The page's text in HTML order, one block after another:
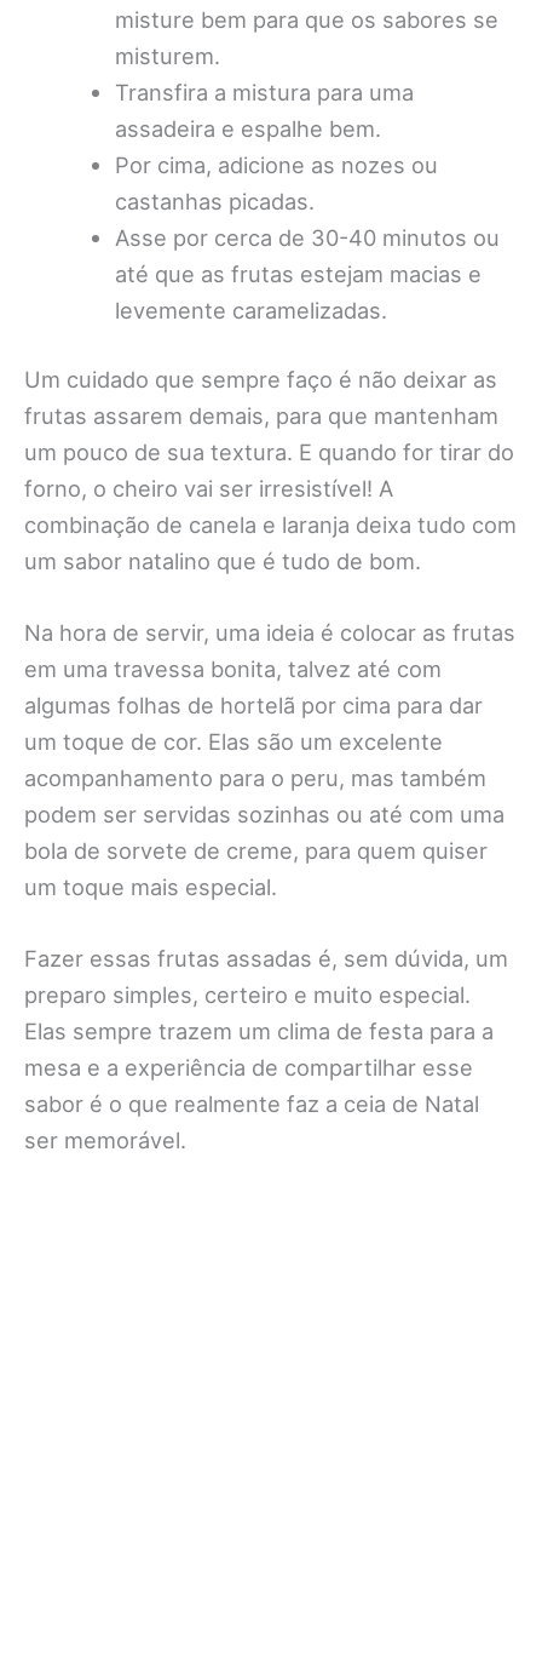
misture bem para que os sabores se
misturem.
Transfira a mistura para uma
assadeira e espalhe bem.
Por cima, adicione as nozes ou
castanhas picadas.
Asse por cerca de 30-40 minutos ou
até que as frutas estejam macias e
levemente caramelizadas.
Um cuidado que sempre faço é não deixar as
frutas assarem demais, para que mantenham
um pouco de sua textura. E quando for tirar do
forno, o cheiro vai ser irresistível! A
combinação de canela e laranja deixa tudo com
um sabor natalino que é tudo de bom.
Na hora de servir, uma ideia é colocar as frutas
em uma travessa bonita, talvez até com
algumas folhas de hortelã por cima para dar
um toque de cor. Elas são um excelente
acompanhamento para o peru, mas também
podem ser servidas sozinhas ou até com uma
bola de sorvete de creme, para quem quiser
um toque mais especial.
Fazer essas frutas assadas é, sem dúvida, um
preparo simples, certeiro e muito especial.
Elas sempre trazem um clima de festa para a
mesa e a experiência de compartilhar esse
sabor é o que realmente faz a ceia de Natal
ser memorável.